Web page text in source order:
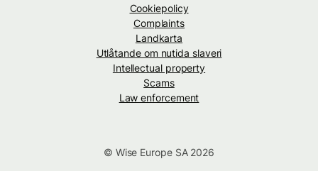
Cookiepolicy
Complaints
Landkarta
Utlåtande om nutida slaveri
Intellectual property
Scams
Law enforcement
© Wise Europe SA 2026